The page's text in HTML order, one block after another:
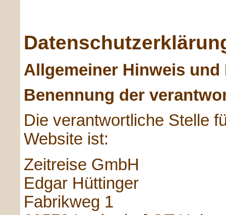
Allgemeiner Hinweis
Benennung der
Die verantwortliche Stelle
Website ist:
Zeitreise GmbH
Edgar Hüttinger
Fabrikweg 1